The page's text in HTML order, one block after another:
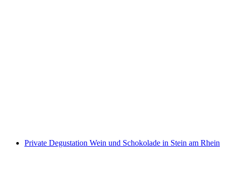
Private Degustation Wein und Schokolade in Stein am Rhein